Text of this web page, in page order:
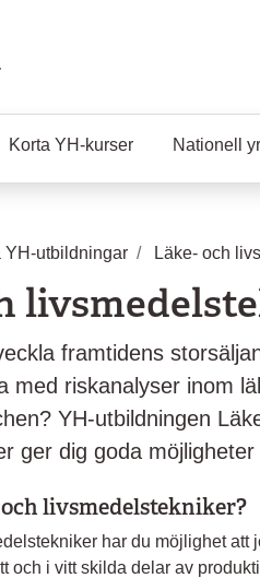
sida)
Korta YH-kurser Nationell
YH-utbildningar Läke- och
framtidens
med riskanalyser inom
YH-utbildningen
ger dig goda
livsmedelstekniker?
har du möjlighet att
och i vitt skilda delar av